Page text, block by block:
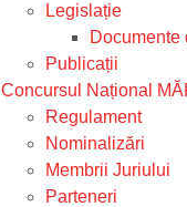
Legislație
Documente
Publicații
Concursul Național
Regulament
Nominalizări
Membrii Juriului
Parteneri